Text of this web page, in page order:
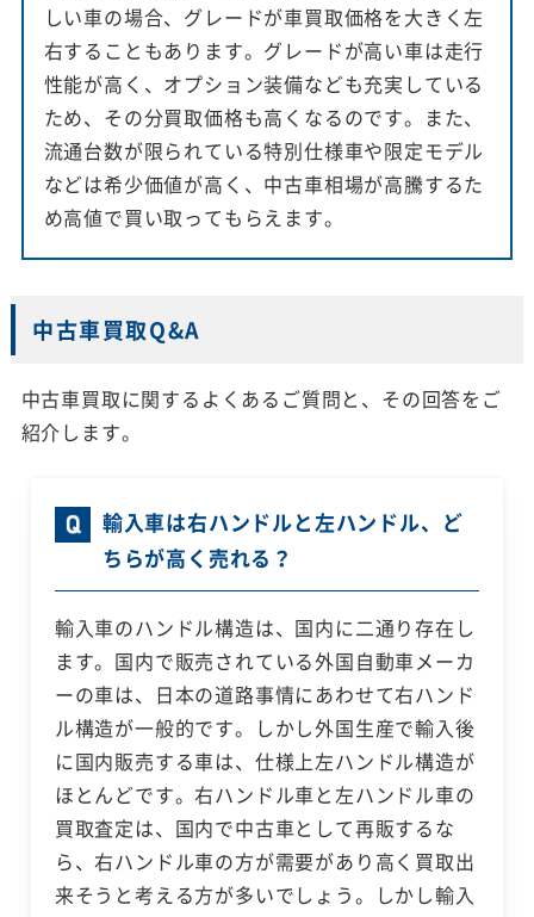
しい車の場合、グレードが車買取価格を大きく左
右することもあります。グレードが高い車は走行
性能が高く、オプション装備なども充実している
ため、その分買取価格も高くなるのです。また、
流通台数が限られている特別仕様車や限定モデル
などは希少価値が高く、中古車相場が高騰するた
め高値で買い取ってもらえます。
中古車買取Q&A
中古車買取に関するよくあるご質問と、その回答をご
紹介します。
輸入車は右ハンドルと左ハンドル、ど
ちらが高く売れる？
輸入車のハンドル構造は、国内に二通り存在し
ます。国内で販売されている外国自動車メーカ
ーの車は、日本の道路事情にあわせて右ハンド
ル構造が一般的です。しかし外国生産で輸入後
に国内販売する車は、仕様上左ハンドル構造が
ほとんどです。右ハンドル車と左ハンドル車の
買取査定は、国内で中古車として再販するな
ら、右ハンドル車の方が需要があり高く買取出
来そうと考える方が多いでしょう。しかし輸入